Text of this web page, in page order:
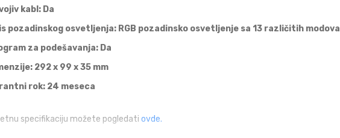
kabl: Da
pozadinskog osvetljenja: RGB pozadinsko osvetljenje sa 13 različitih modova
za podešavanja: Da
292 x 99 x 35 mm
rok: 24 meseca
specifikaciju možete pogledati ovde.